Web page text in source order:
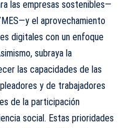
las empresas sostenibles—
el aprovechamiento
digitales con un enfoque
subraya la
las capacidades de las
y de trabajadores
de la participación
social. Estas prioridades